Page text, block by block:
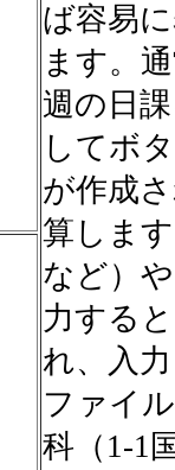
ば容易
ます。
週の日
してボ
が作成
算しま
など）
力する
れ、入
ファイ
科（1-1